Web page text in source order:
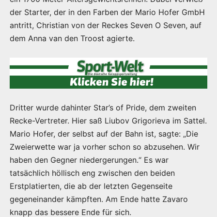
der Starter, der in den Farben der Mario Hofer GmbH
antritt, Christian von der Reckes Seven O Seven, auf
dem Anna van den Troost agierte.
Dritter wurde dahinter Star’s of Pride, dem zweiten
Recke-Vertreter. Hier saß Liubov Grigorieva im Sattel.
Mario Hofer, der selbst auf der Bahn ist, sagte: „Die
Zweierwette war ja vorher schon so abzusehen. Wir
haben den Gegner niedergerungen.“ Es war
tatsächlich höllisch eng zwischen den beiden
Erstplatierten, die ab der letzten Gegenseite
gegeneinander kämpften. Am Ende hatte Zavaro
knapp das bessere Ende für sich.